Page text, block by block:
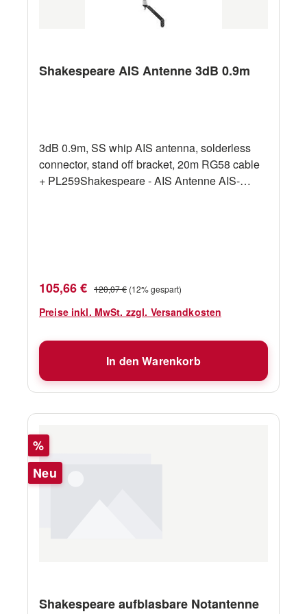
Shakespeare AIS Antenne 3dB 0.9m
3dB 0.9m, SS whip AIS antenna, solderless
connector, stand off bracket, 20m RG58 cable
+ PL259Shakespeare - AIS Antenne AIS-
versiegelt\n• Identisch mit YWX (VHF)\n• 20m
langes RG-58 Kabel plus PL-259-Anschluss
Aluminium.
Verkaufspreis:
105,66 € Regulärer Preis:
120,07 € (12% gespart)
Preise inkl. MwSt. zzgl. Versandkosten
In den Warenkorb
Rabatt
%
Neu
Shakespeare aufblasbare Notantenne